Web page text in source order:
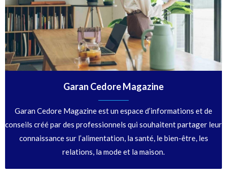
Garan Cedore Magazine
Garan Cedore Magazine est un espace d’informations et de
conseils créé par des professionnels qui souhaitent partager leur
connaissance sur l’alimentation, la santé, le bien-être, les
relations, la mode et la maison.